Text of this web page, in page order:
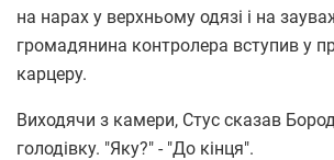
на нарах у верхньому одязі і на
громадянина контролера вступив у
карцеру.
Виходячи з камери, Стус сказав
голодівку. "Яку?" - "До кінця".